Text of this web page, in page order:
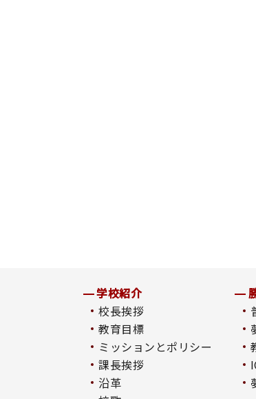
学校紹介
校長挨拶
教育目標
ミッションとポリシー
課長挨拶
沿革